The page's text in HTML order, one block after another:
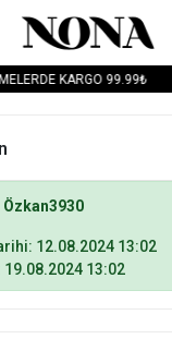
KARGO 99.99₺
Özkan3930
12.08.2024 13:02
19.08.2024 13:02